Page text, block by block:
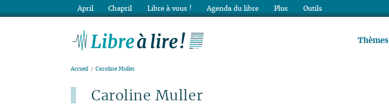
Thèmes
Accueil Caroline Muller
Caroline Muller
April Chapril Libre à vous ! Agenda du libre Plus Outils